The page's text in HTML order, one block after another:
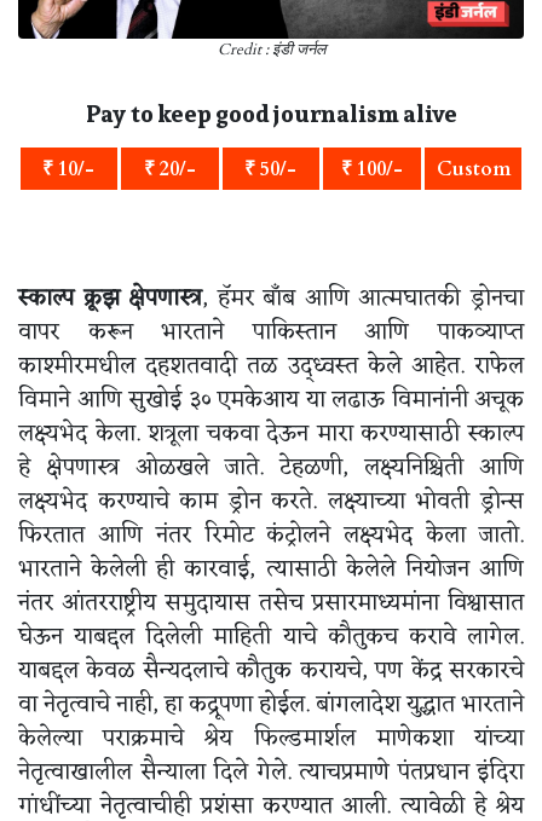
Credit : इंडी जर्नल
Pay to keep good journalism alive
₹ 10/- ₹ 20/- ₹ 50/- ₹ 100/- Custom
स्काल्प क्रूझ क्षेपणास्त्र, हॅमर बाँब आणि आत्मघातकी ड्रोनचा
वापर करून भारताने पाकिस्तान आणि पाकव्याप्त
काश्मीरमधील दहशतवादी तळ उद्ध्वस्त केले आहेत. राफेल
विमाने आणि सुखोई ३० एमकेआय या लढाऊ विमानांनी अचूक
लक्ष्यभेद केला. शत्रूला चकवा देऊन मारा करण्यासाठी स्काल्प
हे क्षेपणास्त्र ओळखले जाते. टेहळणी, लक्ष्यनिश्चिती आणि
लक्ष्यभेद करण्याचे काम ड्रोन करते. लक्ष्याच्या भोवती ड्रोन्स
फिरतात आणि नंतर रिमोट कंट्रोलने लक्ष्यभेद केला जातो.
भारताने केलेली ही कारवाई, त्यासाठी केलेले नियोजन आणि
नंतर आंतरराष्ट्रीय समुदायास तसेच प्रसारमाध्यमांना विश्वासात
घेऊन याबद्दल दिलेली माहिती याचे कौतुकच करावे लागेल.
याबद्दल केवळ सैन्यदलाचे कौतुक करायचे, पण केंद्र सरकारचे
वा नेतृत्वाचे नाही, हा कद्रूपणा होईल. बांगलादेश युद्धात भारताने
केलेल्या पराक्रमाचे श्रेय फिल्डमार्शल माणेकशा यांच्या
नेतृत्वाखालील सैन्याला दिले गेले. त्याचप्रमाणे पंतप्रधान इंदिरा
गांधींच्या नेतृत्वाचीही प्रशंसा करण्यात आली. त्यावेळी हे श्रेय